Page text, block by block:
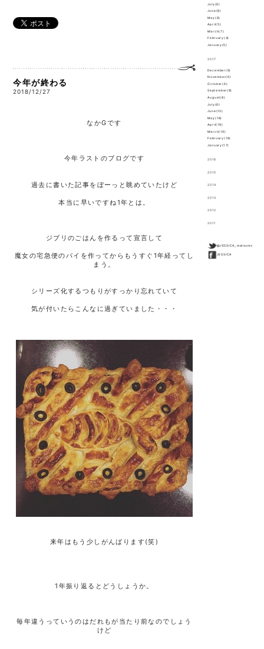
今年が終わる
2018/12/27
なかGです
今年ラストのブログです
過去に書いた記事をぼーっと眺めていたけど
本当に早いですね1年とは。
ジブリのごはんを作るって宣言して
魔女の宅急便のパイを作ってからもうすぐ1年経ってし
まう。
シリーズ化するつもりがすっかり忘れていて
気が付いたらこんなに過ぎていました・・・
来年はもう少しがんばります(笑)
1年振り返るとどうしょうか。
毎年違うっていうのはだれもが当たり前なのでしょう
けど
July(6)
June(8)
May(6)
April(5)
March(7)
February(4)
January(5)
2017
December(6)
November(6)
October(6)
September(8)
August(8)
July(6)
June(10)
May(18)
April(18)
March(19)
February(16)
January(17)
2016
2015
2014
2013
2012
2011
@JESSICA_matsumo
JESSICA